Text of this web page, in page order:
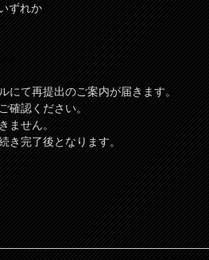
ずれか
にて再提出のご案内が届きます。
確認ください。
ません。
き完了後となります。